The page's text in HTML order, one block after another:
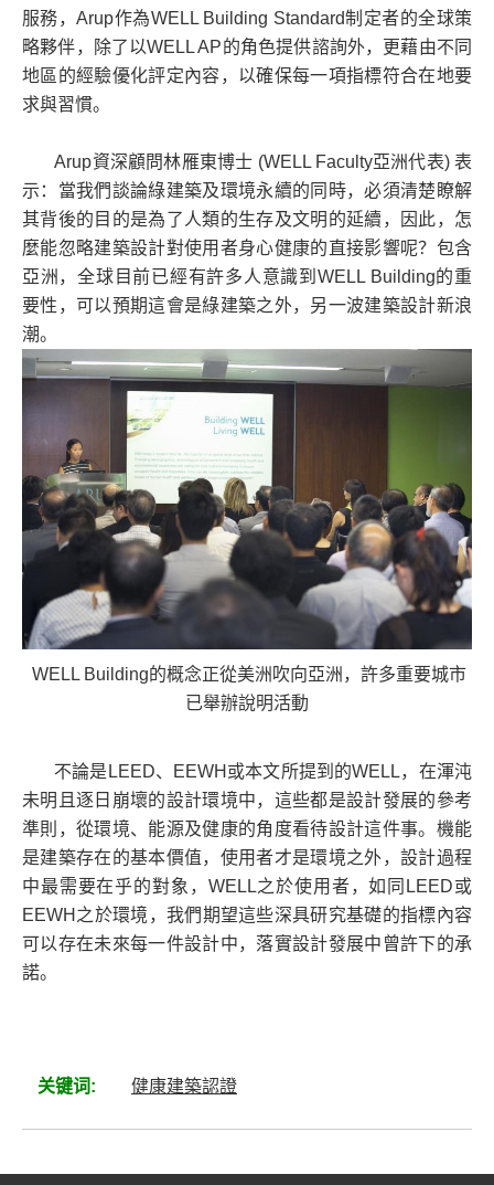
服務，Arup作為WELL Building Standard制定者的全球策
略夥伴，除了以WELL AP的角色提供諮詢外，更藉由不同
地區的經驗優化評定內容，以確保每一項指標符合在地要
求與習慣。
Arup資深顧問林雁東博士 (WELL Faculty亞洲代表) 表
示：當我們談論綠建築及環境永續的同時，必須清楚瞭解
其背後的目的是為了人類的生存及文明的延續，因此，怎
麼能忽略建築設計對使用者身心健康的直接影響呢？包含
亞洲，全球目前已經有許多人意識到WELL Building的重
要性，可以預期這會是綠建築之外，另一波建築設計新浪
潮。
WELL Building的概念正從美洲吹向亞洲，許多重要城市
已舉辦說明活動
不論是LEED、EEWH或本文所提到的WELL，在渾沌
未明且逐日崩壞的設計環境中，這些都是設計發展的參考
準則，從環境、能源及健康的角度看待設計這件事。機能
是建築存在的基本價值，使用者才是環境之外，設計過程
中最需要在乎的對象，WELL之於使用者，如同LEED或
EEWH之於環境，我們期望這些深具研究基礎的指標內容
可以存在未來每一件設計中，落實設計發展中曾許下的承
諾。
关键词: 健康建築認證